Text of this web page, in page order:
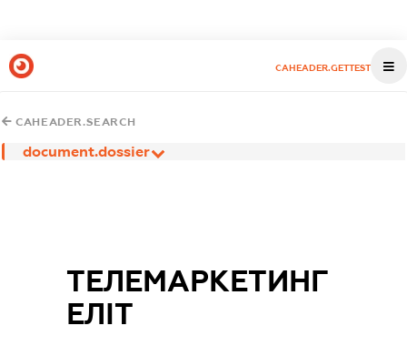
CAHEADER.GETTEST
CAHEADER.SEARCH
document.dossier
ТЕЛЕМАРКЕТИНГ
ЕЛІТ